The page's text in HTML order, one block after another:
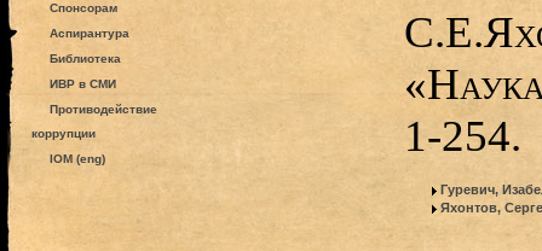
Спонсорам
Аспирантура
Библиотека
ИВР в СМИ
Противодействие
коррупции
IOM (eng)
1-254.
Гуревич,
Яхонтов,